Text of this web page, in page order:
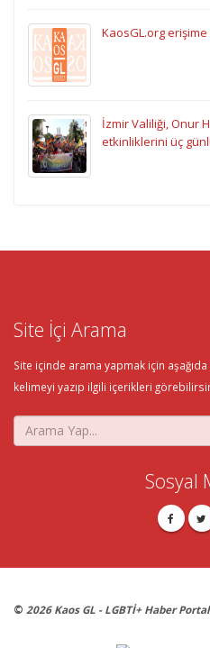
KaosGL.org
İzmir Valiliği, Onur
etkinliklerini üç
Site İçi Arama
Site içinde arama yapmak için
kelimeyi yazıp ilgili içerikleri
Sosyal
© 2026 Kaos GL - LGBTİ+ Haber